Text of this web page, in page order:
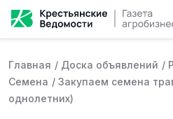
Главная / Доска объявлений /
Семена / Закупаем семена
однолетних)